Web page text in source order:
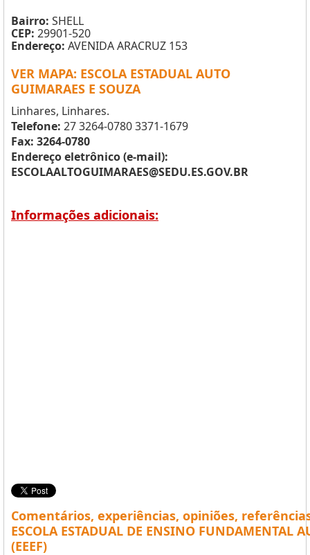
Bairro: SHELL
CEP: 29901-520
Endereço: AVENIDA ARACRUZ 153
VER MAPA: ESCOLA ESTADUAL AUTO
GUIMARAES E SOUZA
Linhares, Linhares.
Telefone: 27 3264-0780 3371-1679
Fax: 3264-0780
Endereço eletrônico (e-mail):
ESCOLAALTOGUIMARAES@SEDU.ES.GOV.BR
Informações adicionais:
Comentários, experiências, opiniões,
ESCOLA ESTADUAL DE ENSINO FUNDAMENTAL
(EEEF)